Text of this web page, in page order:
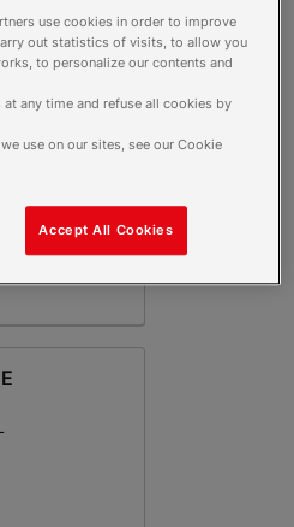
Plus d'infos
use cookies in order to improve
out statistics of visits, to allow you
to personalize our contents and
at any time and refuse all cookies by
use on our sites, see our Cookie
Accept All Cookies